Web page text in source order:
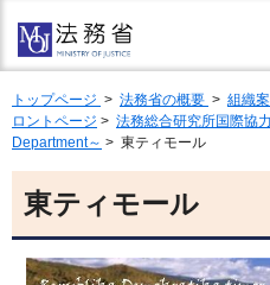
トップページ > 法務省の概要 > 組織
ロントページ > 法務総合研究所国際協
Department～ > 東ティモール
東ティモール